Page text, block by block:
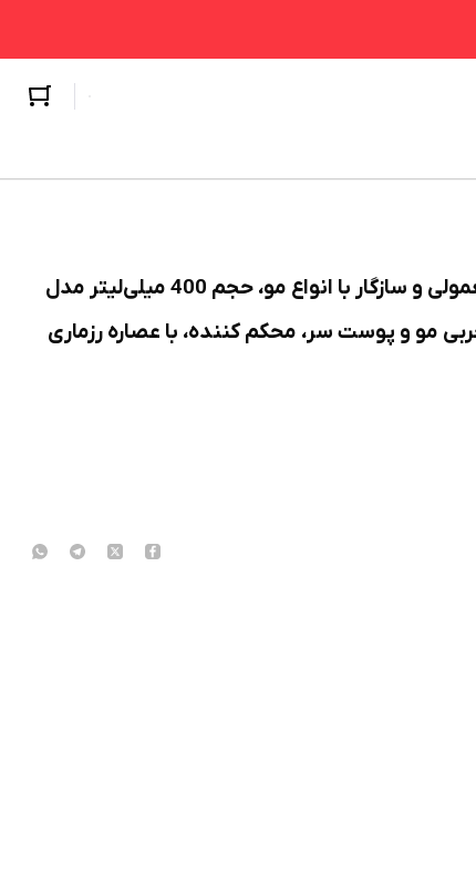
شامپو ضد ریزش مو اوک شاین مخصوص پوست سر معمولی و سازگار با انواع مو، حجم 400 میلی‌لیتر مدل
مو و پوست سر، محکم کننده، با عصاره رزماری